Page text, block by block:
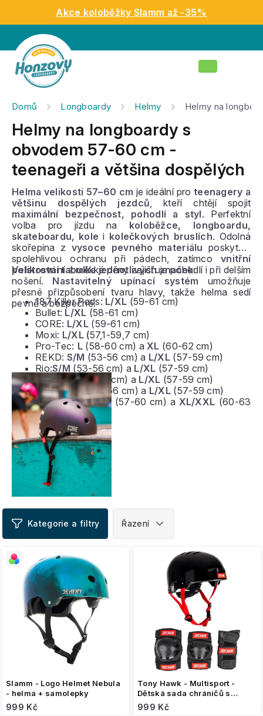
obsah
Akce koloběžky Slamm až -35%
Nákupní
Domů Longboardy Helmy Helmy na
Helmy na longboardy s
obvodem 57-60 cm -
teenageři a většina dospělých
Helma velikosti 57–60 cm je ideální pro teenagery a
většinu dospělých jezdců, kteří chtějí spojit
maximální bezpečnost, pohodlí a styl. Perfektní
volba pro jízdu na koloběžce, longboardu,
skateboardu, kole i kolečkových bruslích. Odolná
skořepina z vysoce pevného materiálu poskytuje
spolehlivou ochranu při pádech, zatímco vnitřní
polstrováníz měkké pěny zajišťuje pohodlí i při delším
nošení. Nastavitelný upínací systém umožňuje
přesné přizpůsobení tvaru hlavy, takže helma sedí
pevně a bezpečně.
Velikostní tabulka jednotlivých značek:
187 Killer Pads: L/XL (59-61 cm)
Bullet: L/XL (58-61 cm)
CORE: L/XL(59-61 cm)
Moxi: L/XL (57,1-59,7 cm)
Pro-Tec: L(58-60 cm) aXL (60-62 cm)
REKD: S/M (53-56 cm) a L/XL (57-59 cm)
Rio:S/M (53-56 cm) a L/XL (57-59 cm)
SFR:S/M(53-56 cm) a L/XL (57-59 cm)
Slamm:S/M(53-56 cm) a L/XL (57-59 cm)
Triple Eight:L/XL (57-60 cm) a XL/XXL (60-63
cm)
ý
p
i
s
Slamm - Logo Helmet Nebula
- helma + samolepky
999 Kč
Tony Hawk - Multisport -
Dětská sada chráničů s
helmou
999 Kč